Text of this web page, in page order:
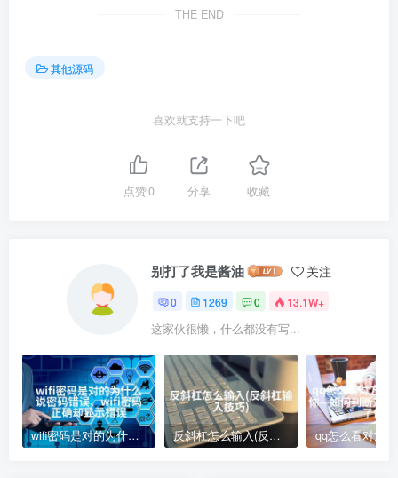
THE END
其他源码
喜欢就支持一下吧
点赞0 分享 收藏
别打了我是酱油 关注
0 1269 0 13.1W+
这家伙很懒，什么都没有写...
wifi密码是对的为什么说密码错误、wifi密码正确却显示错误 反斜杠怎么输入(反斜杠输入技巧)